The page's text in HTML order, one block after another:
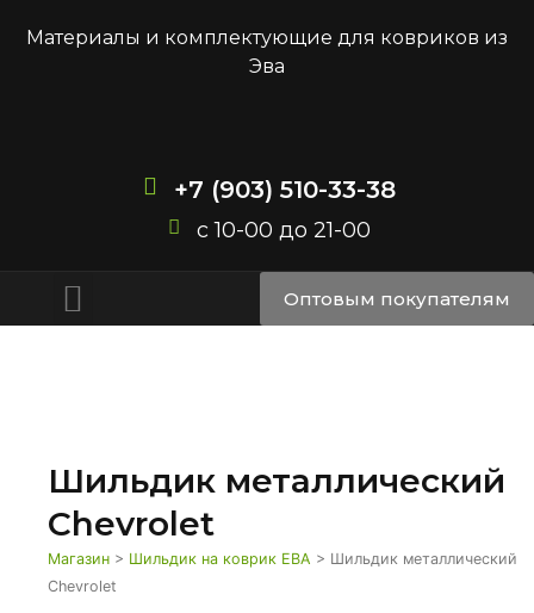
Материалы и комплектующие для ковриков из
Эва
+7 (903) 510-33-38
с 10-00 до 21-00
Оптовым покупателям
Шильдик металлический
Chevrolet
Магазин > Шильдик на коврик ЕВА > Шильдик металлический
Chevrolet